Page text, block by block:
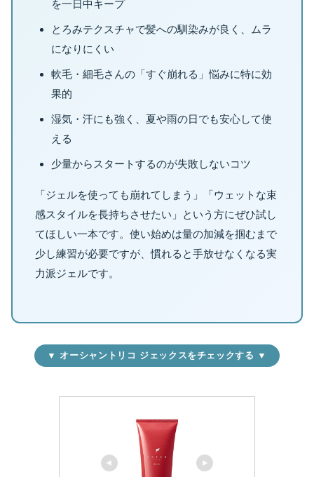
を一日中キープ
とろみテクスチャで髪への馴染みが良く、ムラ
になりにくい
軟毛・細毛さんの「すぐ崩れる」悩みに特に効
果的
湿気・汗にも強く、夏や雨の日でも安心して使
える
少量からスタートするのが失敗しないコツ
「ジェルを使っても崩れてしまう」「ウェットな束
感スタイルを長持ちさせたい」という方にぜひ試し
てほしい一本です。使い始めは量の加減を掴むまで
少し練習が必要ですが、慣れると手放せなくなる実
力派ジェルです。
▼ オーシャントリコ ジェックスをチェックする ▼